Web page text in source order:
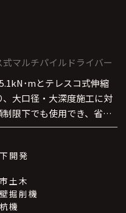
マルチパイルドライバー
･mとテレスコ式伸縮
、大口径・大深度施工に対
限下でも使用でき、省ス
マシンにより都市部の狭隘
効率と安定した作業性能を
開発
土木
掘削機
機